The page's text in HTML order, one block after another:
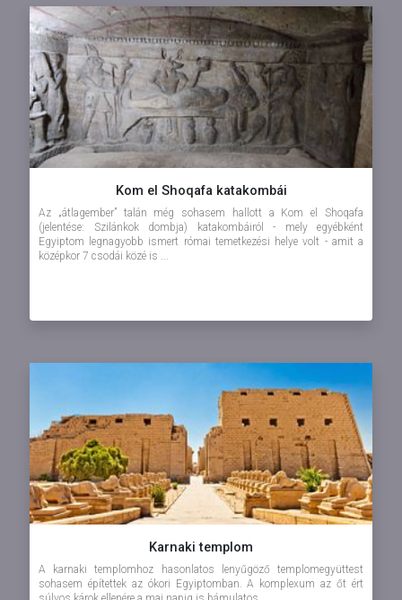
Kom el Shoqafa katakombái
Az „átlagember” talán még sohasem hallott a Kom el Shoqafa
(jelentése: Szilánkok dombja) katakombáiról - mely egyébként
Egyiptom legnagyobb ismert római temetkezési helye volt - amit a
középkor 7 csodái közé is ...
Karnaki templom
A karnaki templomhoz hasonlatos lenyűgöző templomegyüttest
sohasem építettek az ókori Egyiptomban. A komplexum az őt ért